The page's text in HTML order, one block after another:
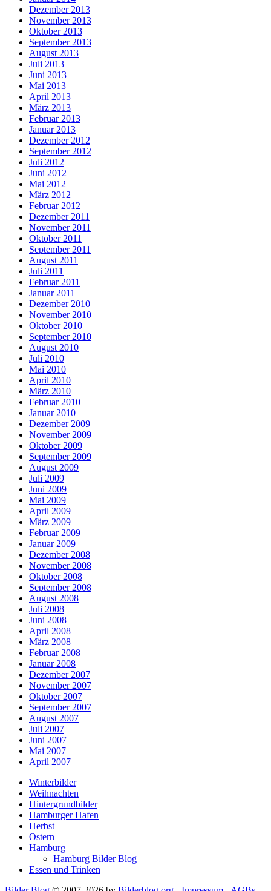
Dezember 2013
November 2013
Oktober 2013
September 2013
August 2013
Juli 2013
Juni 2013
Mai 2013
April 2013
März 2013
Februar 2013
Januar 2013
Dezember 2012
September 2012
Juli 2012
Juni 2012
Mai 2012
März 2012
Februar 2012
Dezember 2011
November 2011
Oktober 2011
September 2011
August 2011
Juli 2011
Februar 2011
Januar 2011
Dezember 2010
November 2010
Oktober 2010
September 2010
August 2010
Juli 2010
Mai 2010
April 2010
März 2010
Februar 2010
Januar 2010
Dezember 2009
November 2009
Oktober 2009
September 2009
August 2009
Juli 2009
Juni 2009
Mai 2009
April 2009
März 2009
Februar 2009
Januar 2009
Dezember 2008
November 2008
Oktober 2008
September 2008
August 2008
Juli 2008
Juni 2008
April 2008
März 2008
Februar 2008
Januar 2008
Dezember 2007
November 2007
Oktober 2007
September 2007
August 2007
Juli 2007
Juni 2007
Mai 2007
April 2007
Winterbilder
Weihnachten
Hintergrundbilder
Hamburger Hafen
Herbst
Ostern
Hamburg
Hamburg Bilder Blog
Essen und Trinken